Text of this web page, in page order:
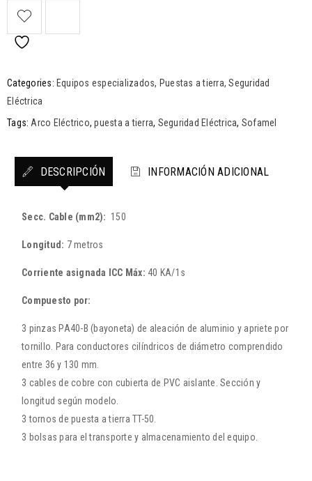
Categories: Equipos especializados, Puestas a tierra,Seguridad
Eléctrica
Tags: Arco Eléctrico,puesta a tierra, Seguridad Eléctrica, Sofamel
DESCRIPCIÓN INFORMACIÓN ADICIONAL
Secc. Cable (mm2): 150
Longitud: 7 metros
Corriente asignada ICC Máx: 40 KA/1s
Compuesto por:
3 pinzas PA40-B (bayoneta) de aleación de aluminio y apriete por
tornillo. Para conductores cilíndricos de diámetro comprendido
entre 36 y 130 mm.
3 cables de cobre con cubierta de PVC aislante. Sección y
longitud según modelo.
3 tornos de puesta a tierra TT-50.
3 bolsas para el transporte y almacenamiento del equipo.